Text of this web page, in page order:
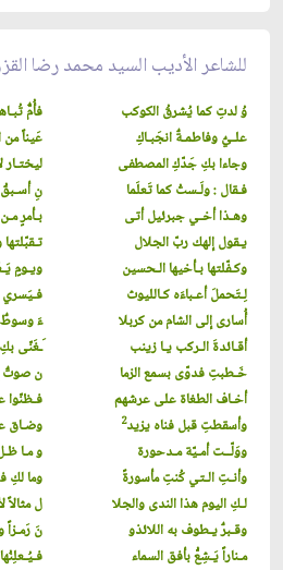
للشاعر الأديب السيد محمد رضا
وُ لدتِ كما يُشرقُ الكوكب
علـيٌ وفاطمـةٌ انجَبـاكِ
وجاءا بكِ جَدّكِ المصطفى
فـقال : ولَـستُ كما تَعلَما
وهـذا أخـي جبرئيل أتى
يـقول إلهك ربّ الجلال
وكـفّلتها بـأخيها الـحسين
لِـتَحملَ أعـباءَه كـالليوث
أُسارى إلى الشام من كربلا
أقـائدةَ الـركب يـا زينب
خَـطبتِ فدوّى بسمع الزما
أخـاف الطغاة على عرشهم
وأسقطتِ قبل فناه يزيد2
ووَلّــت أمـيّة مـدحورة
وأنـتِ الـتي كُنتِ مأسورةً
لـكِ اليوم هذا الندى والجلا
وقـبرٌ يـطوف به اللائذو
مـناراً يَـشِعُّ بأفق السماء
فأُمٌّ
عَيناً
نِ
بـأمرٍ
ويـومٍ
فـيَسري
ءَ
َـغَنّى
ن صوتٌ
فـظنّوا
وضـاق
و مـا
وما لكِ
ل
نَ